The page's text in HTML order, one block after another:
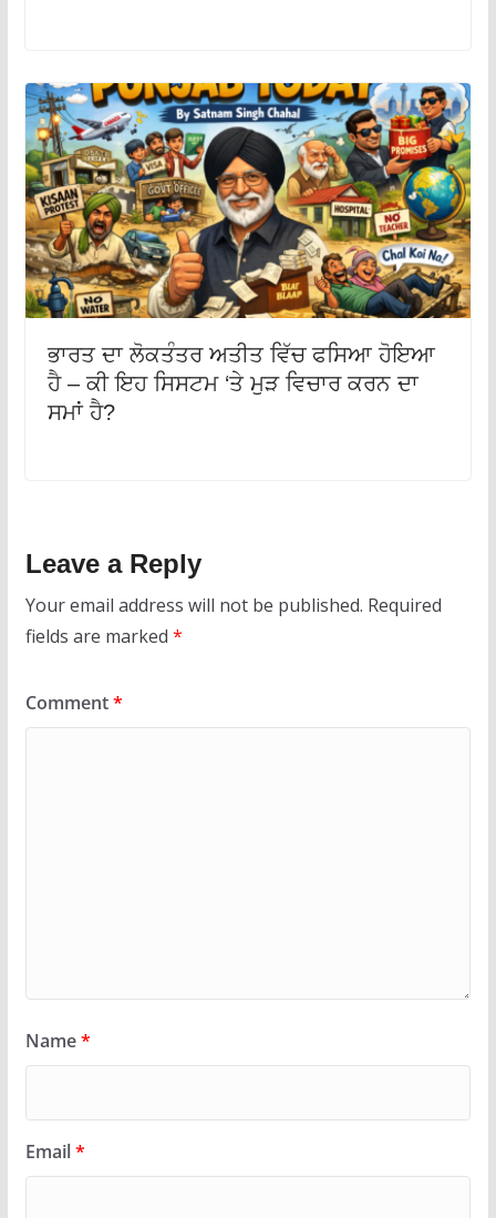
ਭਾਰਤ ਦਾ ਲੋਕਤੰਤਰ ਅਤੀਤ ਵਿੱਚ ਫਸਿਆ ਹੋਇਆ
ਹੈ – ਕੀ ਇਹ ਸਿਸਟਮ ‘ਤੇ ਮੁੜ ਵਿਚਾਰ ਕਰਨ ਦਾ
ਸਮਾਂ ਹੈ?
Leave a Reply
Your email address will not be published. Required
fields are marked *
Comment*
Name*
Email*